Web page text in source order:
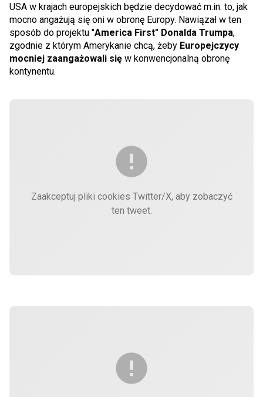
USA w krajach europejskich będzie decydować m.in. to, jak
mocno angażują się oni w obronę Europy. Nawiązał w ten
sposób do projektu "America First" Donalda Trumpa,
zgodnie z którym Amerykanie chcą, żeby Europejczycy
mocniej zaangażowali się w konwencjonalną obronę
kontynentu.
Zaakceptuj pliki cookies Twitter/X, aby zobaczyć
ten tweet.